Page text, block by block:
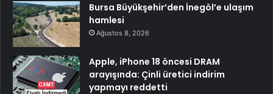
Bursa Büyükşehir’den İnegöl’e ulaşım
hamlesi
Ağustos 8, 2026
Apple, iPhone 18 öncesi DRAM
arayışında: Çinli üretici indirim
yapmayı reddetti